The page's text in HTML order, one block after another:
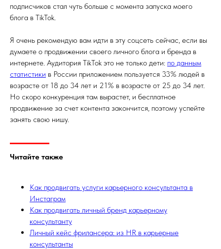
подписчиков стал чуть больше с момента запуска моего
блога в TikTok.
Я очень рекомендую вам идти в эту соцсеть сейчас, если вы
думаете о продвижении своего личного блога и бренда в
интернете. Аудитория TikTok это не только дети: по данным
статистики в России приложением пользуется 33% людей в
возрасте от 18 до 34 лет и 21% в возрасте от 25 до 34 лет.
Но скоро конкуренция там вырастет, и бесплатное
продвижение за счет контента закончится, поэтому успейте
занять свою нишу.
Читайте также
Как продвигать услуги карьерного консультанта в
Инстаграм
Как продвигать личный бренд карьерному
консультанту
Личный кейс фрилансера: из HR в карьерные
консультанты